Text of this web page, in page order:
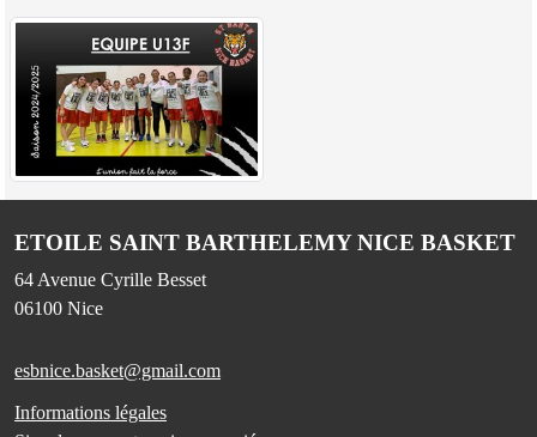
ETOILE SAINT BARTHELEMY NICE BASKET
64 Avenue Cyrille Besset
06100 Nice
esbnice.basket@gmail.com
Informations légales